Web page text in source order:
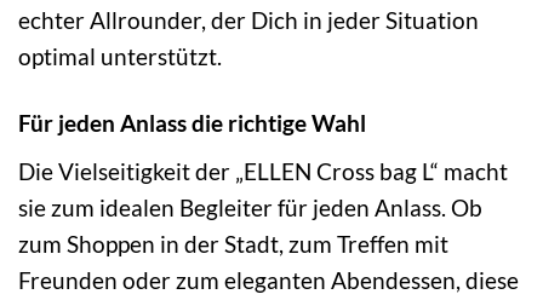
echter Allrounder, der Dich in jeder Situation
optimal unterstützt.
Für jeden Anlass die richtige Wahl
Die Vielseitigkeit der „ELLEN Cross bag L“ macht
sie zum idealen Begleiter für jeden Anlass. Ob
zum Shoppen in der Stadt, zum Treffen mit
Freunden oder zum eleganten Abendessen, diese